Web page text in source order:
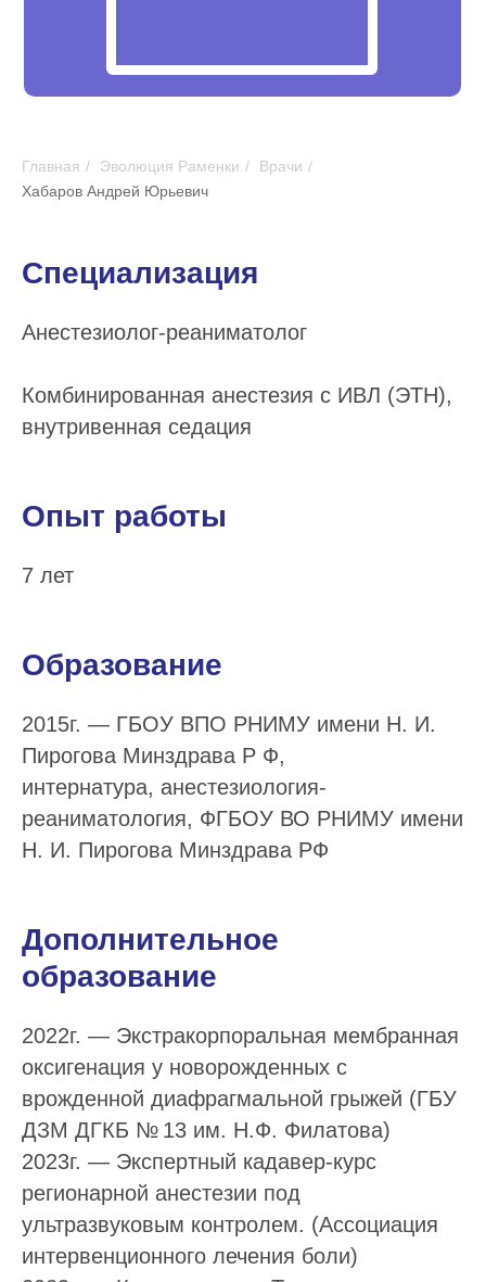
Главная / Эволюция Раменки / Врачи /
Хабаров Андрей Юрьевич
Специализация
Анестезиолог-реаниматолог
Комбинированная анестезия с ИВЛ (ЭТН),
внутривенная седация
Опыт работы
7 лет
Образование
2015г. — ГБОУ ВПО РНИМУ имени Н. И.
Пирогова Минздрава Р Ф,
интернатура, анестезиология-
реаниматология, ФГБОУ ВО РНИМУ имени
Н. И. Пирогова Минздрава РФ
Дополнительное
образование
2022г. — Экстракорпоральная мембранная
оксигенация у новорожденных с
врожденной диафрагмальной грыжей (ГБУ
ДЗМ ДГКБ № 13 им. Н.Ф. Филатова)
2023г. — Экспертный кадавер-курс
регионарной анестезии под
ультразвуковым контролем. (Ассоциация
интервенционного лечения боли)